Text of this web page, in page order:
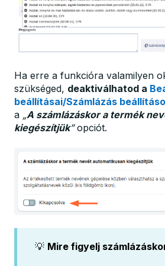
Ha erre a funkcióra valamilyen
szükséged, deaktiválhatod a
beállításai/Számlázás
a „A számlázáskor a termék
kiegészítjük”opciót.
💡 Mire figyelj